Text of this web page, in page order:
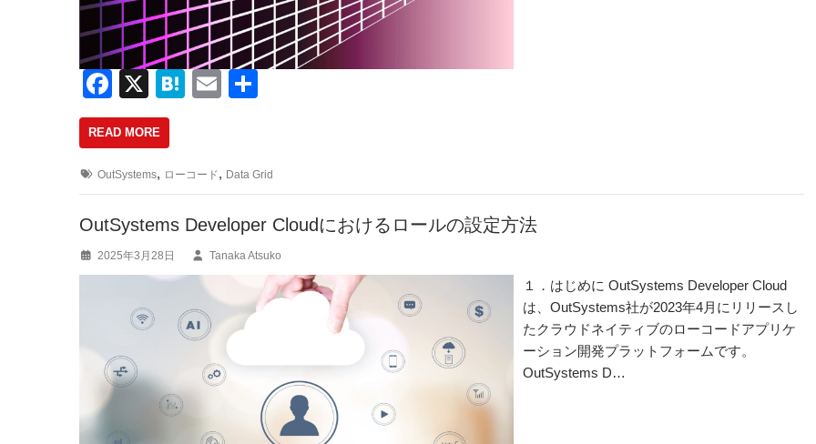
F
a
c
e
b
o
o
X
H
n
a
E
READ MORE
OutSystems, ローコード, Data Grid
OutSystems Developer Cloudにおけるロールの設定方法
2025年3月28日 Tanaka Atsuko
１．はじめに OutSystems Developer Cloud
は、OutSystems社が2023年4月にリリースし
たクラウドネイティブのローコードアプリケ
ーション開発プラットフォームです。
OutSystems D…